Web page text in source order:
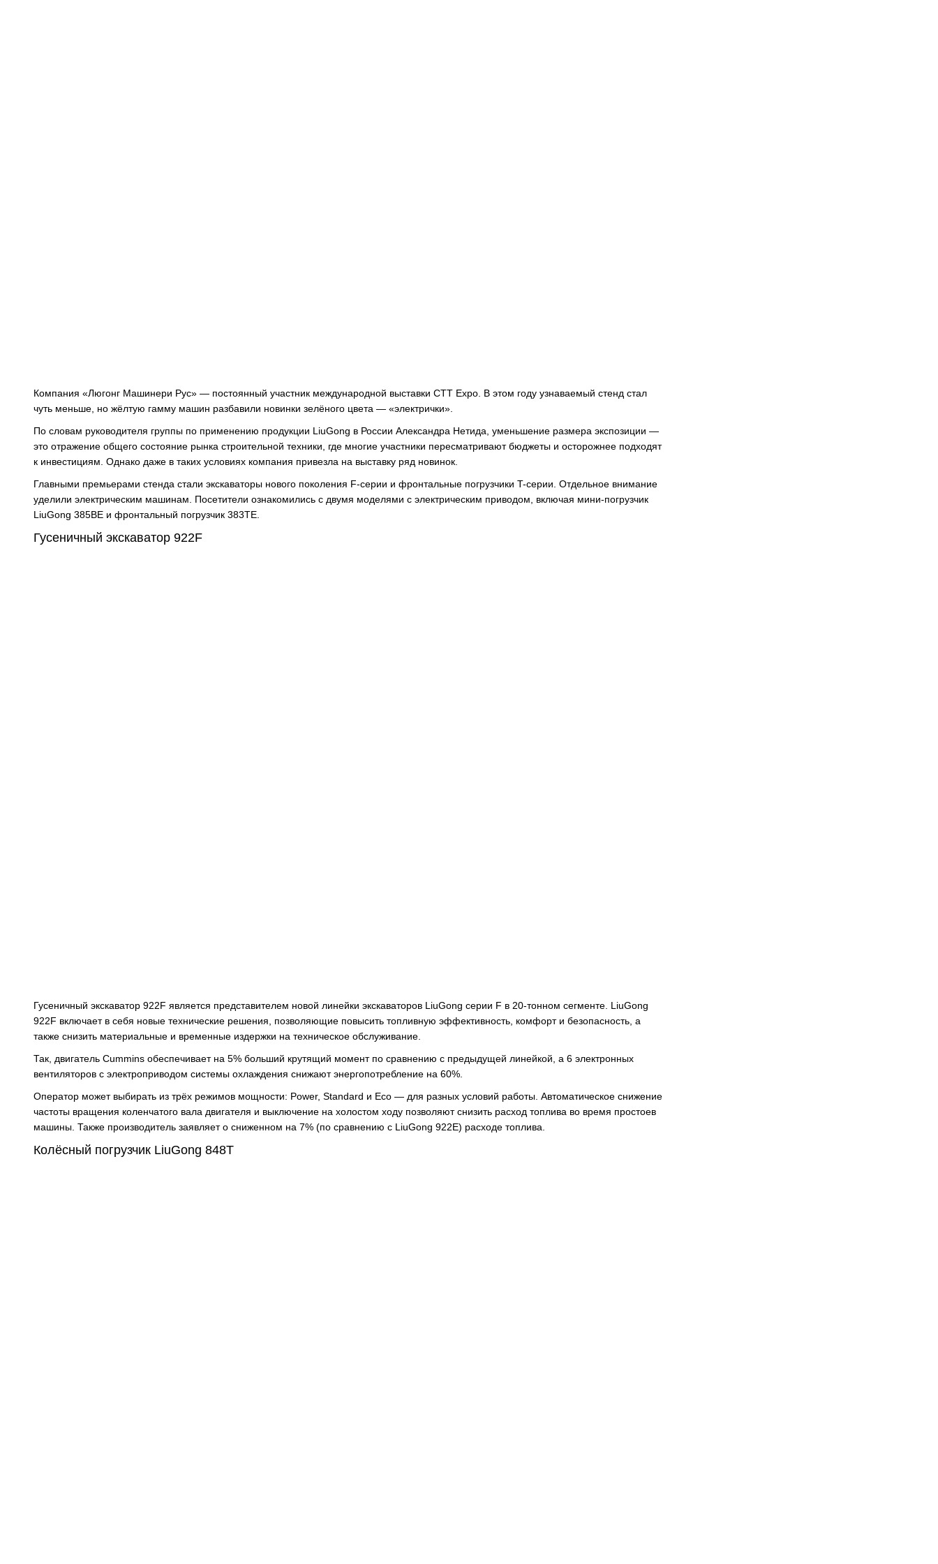
Компания «Люгонг Машинери Рус» — постоянный участник международной выставки CTT Expo. В этом году узнаваемый стенд стал
чуть меньше, но жёлтую гамму машин разбавили новинки зелёного цвета — «электрички».
По словам руководителя группы по применению продукции LiuGong в России Александра Нетида, уменьшение размера экспозиции —
это отражение общего состояние рынка строительной техники, где многие участники пересматривают бюджеты и осторожнее подходят
к инвестициям. Однако даже в таких условиях компания привезла на выставку ряд новинок.
Главными премьерами стенда стали экскаваторы нового поколения F-серии и фронтальные погрузчики T-серии. Отдельное внимание
уделили электрическим машинам. Посетители ознакомились с двумя моделями с электрическим приводом, включая мини-погрузчик
LiuGong 385BE и фронтальный погрузчик 383TE.
Гусеничный экскаватор 922F
Гусеничный экскаватор 922F является представителем новой линейки экскаваторов LiuGong серии F в 20-тонном сегменте. LiuGong
922F включает в себя новые технические решения, позволяющие повысить топливную эффективность, комфорт и безопасность, а
также снизить материальные и временные издержки на техническое обслуживание.
Так, двигатель Cummins обеспечивает на 5% больший крутящий момент по сравнению с предыдущей линейкой, а 6 электронных
вентиляторов с электроприводом системы охлаждения снижают энергопотребление на 60%.
Оператор может выбирать из трёх режимов мощности: Power, Standard и Eco — для разных условий работы. Автоматическое снижение
частоты вращения коленчатого вала двигателя и выключение на холостом ходу позволяют снизить расход топлива во время простоев
машины. Также производитель заявляет о сниженном на 7% (по сравнению с LiuGong 922E) расходе топлива.
Колёсный погрузчик LiuGong 848T